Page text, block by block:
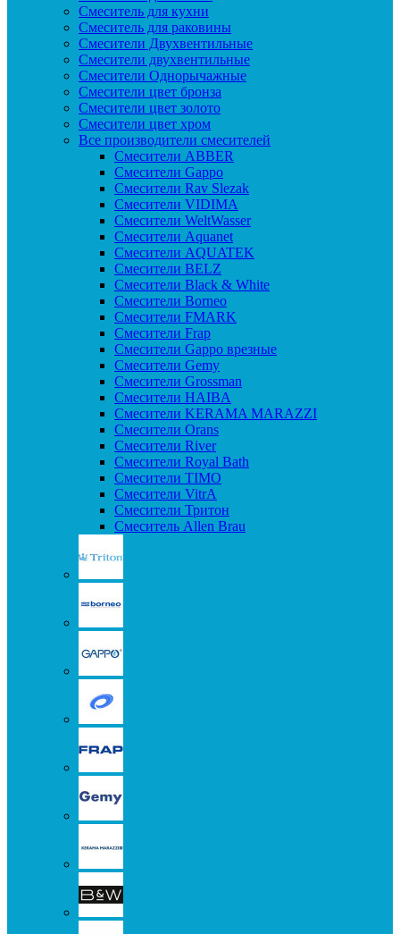
Смеситель для кухни
Смеситель для раковины
Смесители Двухвентильные
Смесители двухвентильные
Смесители Однорычажные
Смесители цвет бронза
Смесители цвет золото
Смесители цвет хром
Все производители смесителей
Cмесители ABBER
Cмесители Gappo
Cмесители Rav Slezak
Cмесители VIDIMA
Cмесители WeltWasser
Смесители Aquanet
Смесители AQUATEK
Смесители BELZ
Смесители Black & White
Смесители Borneo
Смесители FMARK
Смесители Frap
Смесители Gappo врезные
Смесители Gemy
Смесители Grossman
Смесители HAIBA
Смесители KERAMA MARAZZI
Смесители Orans
Смесители River
Смесители Royal Bath
Смесители TIMO
Смесители VitrA
Смесители Тритон
Смеситель Allen Brau